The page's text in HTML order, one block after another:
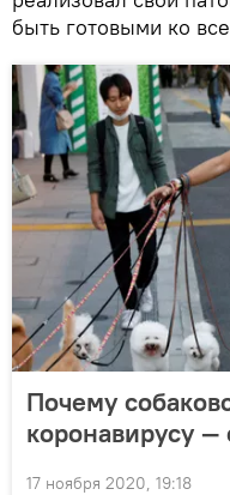
быть готовыми ко
Почему
коронавирусу —
17 ноября 2020, 19:18